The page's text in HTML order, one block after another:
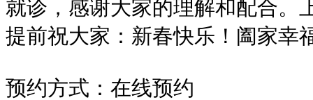
就诊，感谢大家的理解和配合。
提前祝大家：新春快乐！阖家幸
预约方式：在线预约